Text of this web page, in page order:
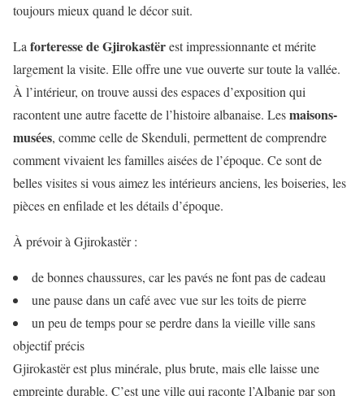
toujours mieux quand le décor suit.
La forteresse de Gjirokastërest impressionnante et mérite
largement la visite. Elle offre une vue ouverte sur toute la vallée.
À l’intérieur, on trouve aussi des espaces d’exposition qui
racontent une autre facette de l’histoire albanaise. Lesmaisons-
musées, comme celle de Skenduli, permettent de comprendre
comment vivaient les familles aisées de l’époque. Ce sont de
belles visites si vous aimez les intérieurs anciens, les boiseries, les
pièces en enfilade et les détails d’époque.
À prévoir à Gjirokastër :
de bonnes chaussures, car les pavés ne font pas de cadeau
une pause dans un café avec vue sur les toits de pierre
un peu de temps pour se perdre dans la vieille ville sans
objectif précis
Gjirokastër est plus minérale, plus brute, mais elle laisse une
empreinte durable. C’est une ville qui raconte l’Albanie par son